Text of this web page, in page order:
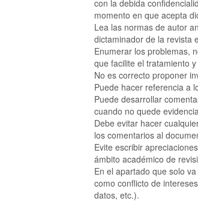
con la debida
momento en que acepta
Lea las normas de autor
dictaminador de la revista
Enumerar los problemas,
que facilite el tratamiento
No es correcto proponer
Puede hacer referencia a
Puede desarrollar
cuando no quede
Debe evitar hacer
los comentarios al
Evite escribir
ámbito académico de
En el apartado que solo
como conflicto de
datos, etc.).